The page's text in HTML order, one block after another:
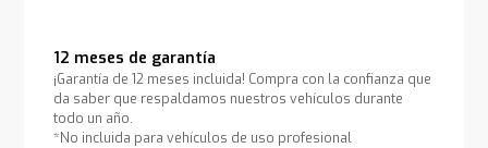
12 meses de garantía
¡Garantía de 12 meses incluida! Compra con la confianza que
da saber que respaldamos nuestros vehículos durante
todo un año.
*No incluida para vehículos de uso profesional